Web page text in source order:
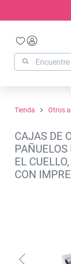
Tienda Otros
CAJAS DE
PAÑUELOS
EL
CON